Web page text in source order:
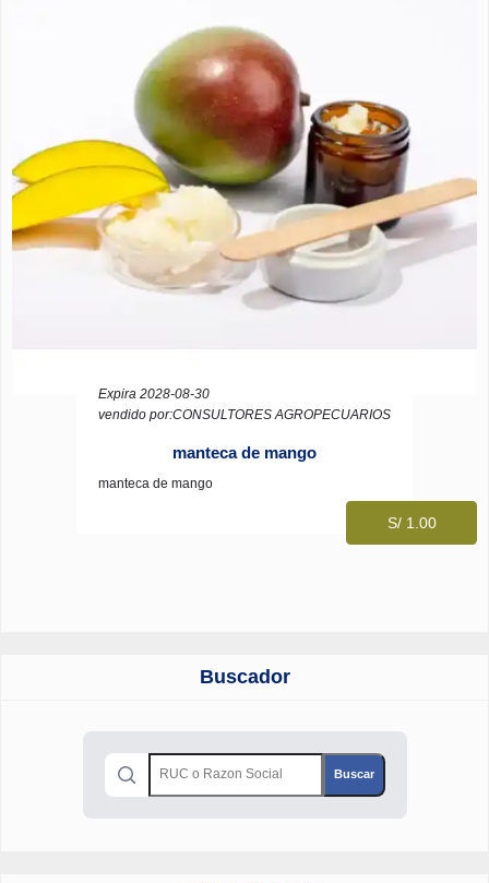
Expira 2028-08-30
vendido por:CONSULTORES AGROPECUARIOS
manteca de mango
manteca de mango
S/ 1.00
Buscador